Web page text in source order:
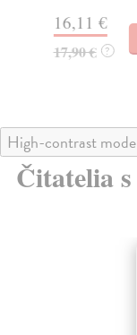
16,11 €
17,90 € ?
High-contrast mode
Čitatelia